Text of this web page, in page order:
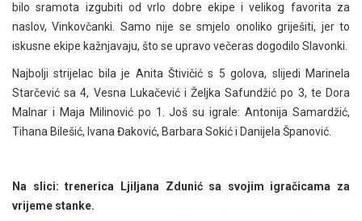
bilo sramota izgubiti od vrlo dobre ekipe i velikog favorita za
naslov, Vinkovčanki. Samo nije se smjelo onoliko griješiti, jer to
iskusne ekipe kažnjavaju, što se upravo večeras dogodilo Slavonki.
Najbolji strijelac bila je Anita Štivičić s 5 golova, slijedi Marinela
Starčević sa 4, Vesna Lukačević i Željka Safundžić po 3, te Dora
Malnar i Maja Milinović po 1. Još su igrale: Antonija Samardžić,
Tihana Bilešić, Ivana Đaković, Barbara Sokić i Danijela Španović.
Na slici: trenerica Ljiljana Zdunić sa svojim igračicama za
vrijeme stanke.